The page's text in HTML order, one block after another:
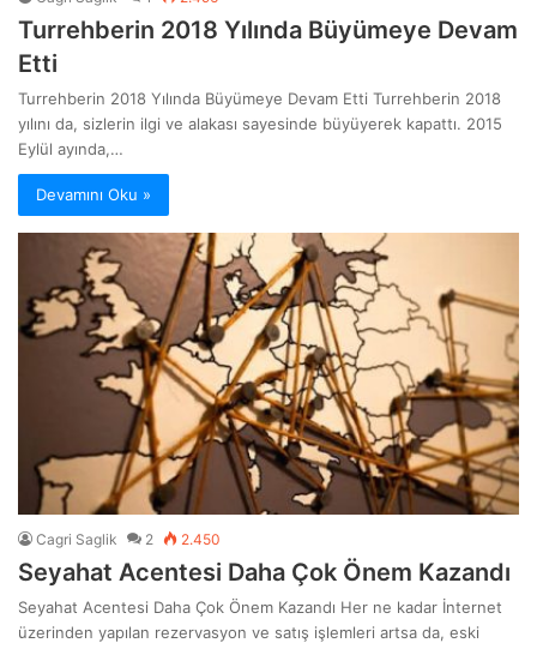
Turrehberin 2018 Yılında Büyümeye Devam
Etti
Turrehberin 2018 Yılında Büyümeye Devam Etti Turrehberin 2018
yılını da, sizlerin ilgi ve alakası sayesinde büyüyerek kapattı. 2015
Eylül ayında,…
Devamını Oku »
Cagri Saglik 2 2.450
Seyahat Acentesi Daha Çok Önem Kazandı
Seyahat Acentesi Daha Çok Önem Kazandı Her ne kadar İnternet
üzerinden yapılan rezervasyon ve satış işlemleri artsa da, eski